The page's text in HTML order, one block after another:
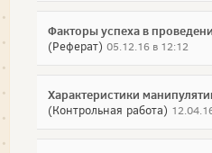
Факторы успеха в
(Реферат) 05.12.16 в 12:12
Характеристики
(Контрольная работа)